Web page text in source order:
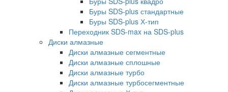
Буры SDS-plus стандартные
Буры SDS-plus Х-тип
Переходник SDS-max на SDS-plus
Диски алмазные
Диски алмазные сегментные
Диски алмазные сплошные
Диски алмазные турбо
Диски алмазные турбосегментные